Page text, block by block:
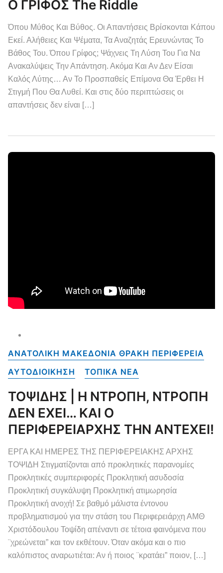
Ο ΓΡΙΦΟΣ The Riddle
Όπου Μύθος Και Βύθος. Οι Απαντήσεις Βρίσκονται Κάπου
Εκεί. Αλήθειες Και Ψέματα, Τα Αναζητάς Ερευνώντας Το
Βάθος Του. Όπου Γρίφος; Ψάχνεις Τη Λύση Του Για Να
Ανακαλύψεις Την Απάντηση. Ακόμα Και Αν Δεν Είσαι
Καλός Λύτης… Αν Το Προσπαθείς Επίμονα Θα Έρθει Η
Στιγμή Που Θα Λυθεί. Και στις δύο περιπτώσεις οι
απαντήσεις δεν είναι […]
ΑΝΑΤΟΛΙΚΗ ΜΑΚΕΔΟΝΙΑ ΘΡΑΚΗ ΠΕΡΙΦΕΡΕΙΑ
ΑΥΤΟΔΙΟΙΚΗΣΗ
ΤΟΠΙΚΑ NEA
ΤΟΨΙΔΗΣ | Η ΝΤΡΟΠΗ, ΝΤΡΟΠΗ
ΔΕΝ ΕΧΕΙ… ΚΑΙ Ο
ΠΕΡΙΦΕΡΕΙΑΡΧΗΣ ΤΗΝ ΑΝΤΕΧΕΙ!
ΕΡΓΑ ΚΑΙ ΗΜΕΡΕΣ ΤΗΣ ΠΕΡΙΦΕΡΕΙΑΚΗΣ ΑΡΧΗΣ
ΤΟΨΙΔΗ Στιγματίζονται από προκλητικές παρανομίες
Προκλητικές συμπεριφορές Προκλητική ασυδοσία
Προκλητική συγκάλυψη Προκλητική ατιμωρησία
Προκλητική ανοχή! Σε βαθμό μάλιστα έντονου
προβληματισμού για την στάση του Περιφερειάρχη ΑΜΘ
Χριστόδουλου Τοψίδη απέναντι σε τέτοια φαινόμενα που
¨χρεώνεται” και τον εκθέτουν. Όταν ακόμα και ο πιο
καλόπιστος αναρωτιέται: Αν ή ποιος ¨κρατάει” ποιον, […]